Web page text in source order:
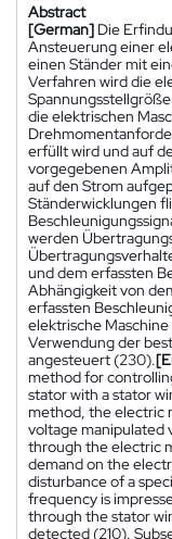
Abstract
[German] Die
Ansteuerung einer
einen Ständer mit
Verfahren wird die
die elektrischen
erfüllt wird und auf
vorgegebenen
auf den Strom
Ständerwicklungen
werden
und dem erfassten
Abhängigkeit von
erfassten
elektrische
Verwendung der
angesteuert (230).
method for
stator with a stator
method, the electric
voltage manipulated
through the electric
demand on the
disturbance of a
frequency is
through the stator
detected (210).